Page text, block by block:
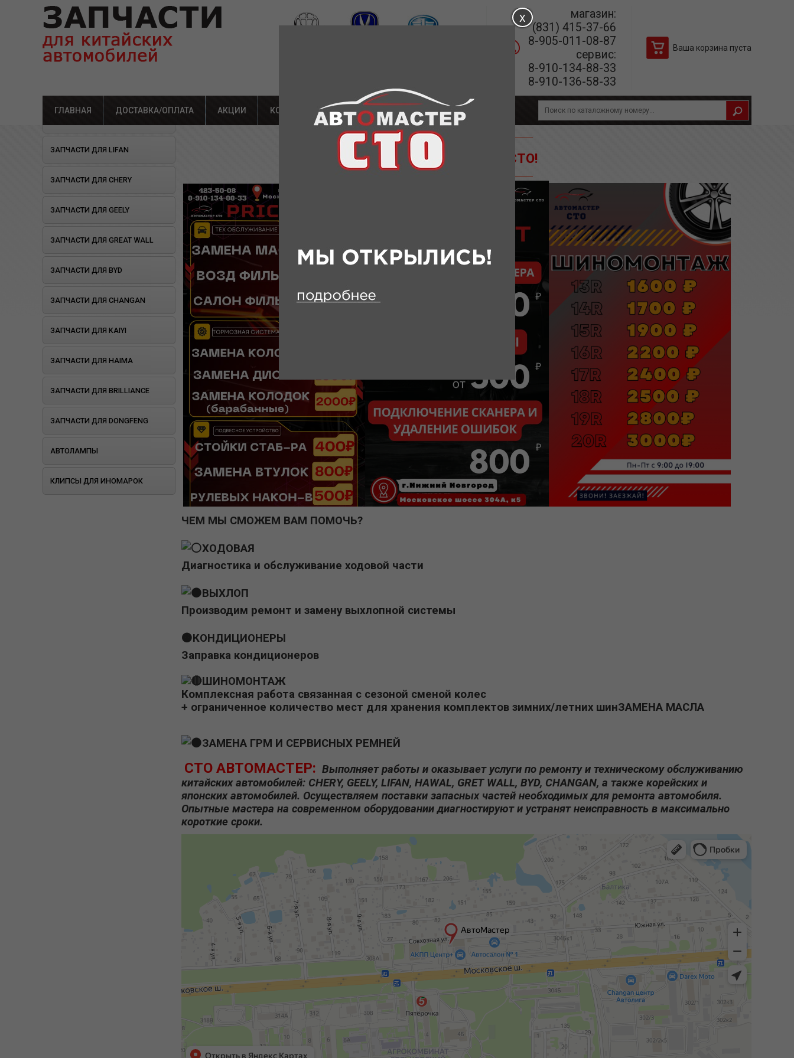
магазин:
(831) 415-37-66
8-905-011-08-87
сервис:
8-910-134-88-33
8-910-136-58-33
Ваша корзина пуста
ГЛАВНАЯ ДОСТАВКА/ОПЛАТА АКЦИИ КОНТАКТЫ
Главная Каталог » СТО
СТО
У нас открылось СТО!
ЧЕМ МЫ СМОЖЕМ ВАМ ПОМОЧЬ?
ХОДОВАЯ
Диагностика и обслуживание ходовой части
ВЫХЛОП
Производим ремонт и замену выхлопной системы
🟠КОНДИЦИОНЕРЫ
Заправка кондиционеров
ШИНОМОНТАЖ
Комплексная работа связанная с сезоной сменой колес
+ ограниченное количество мест для хранения комплектов зимних/летних шинЗАМЕНА МАСЛА
ЗАМЕНА ГРМ И СЕРВИСНЫХ РЕМНЕЙ
CTO АВТОМАСТЕР: Выполняет работы и оказывает услуги по ремонту и техническому обслуживанию
китайских автомобилей: CHERY, GEELY, LIFAN, HAWAL, GRET WALL, BYD, CHANGAN, а также корейских и
японских автомобилей. Осуществляем поставки запасных частей необходимых для ремонта автомобиля.
Опытные мастера на современном оборудовании диагностируют и устранят неисправность в максимально
короткие сроки.
ЗАПЧАСТИ ДЛЯ LIFAN
ЗАПЧАСТИ ДЛЯ CHERY
ЗАПЧАСТИ ДЛЯ GEELY
ЗАПЧАСТИ ДЛЯ GREAT WALL
ЗАПЧАСТИ ДЛЯ BYD
ЗАПЧАСТИ ДЛЯ CHANGAN
ЗАПЧАСТИ ДЛЯ KAIYI
ЗАПЧАСТИ ДЛЯ HAIMA
ЗАПЧАСТИ ДЛЯ BRILLIANCE
ЗАПЧАСТИ ДЛЯ DONGFENG
АВТОЛАМПЫ
КЛИПСЫ ДЛЯ ИНОМАРОК